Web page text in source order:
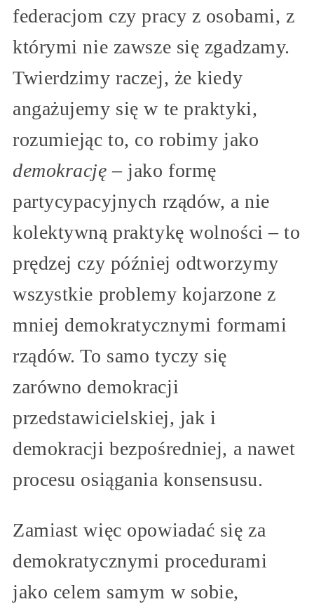
federacjom czy pracy z osobami, z
którymi nie zawsze się zgadzamy.
Twierdzimy raczej, że kiedy
angażujemy się w te praktyki,
rozumiejąc to, co robimy jako
demokrację – jako formę
partycypacyjnych rządów, a nie
kolektywną praktykę wolności – to
prędzej czy później odtworzymy
wszystkie problemy kojarzone z
mniej demokratycznymi formami
rządów. To samo tyczy się
zarówno demokracji
przedstawicielskiej, jak i
demokracji bezpośredniej, a nawet
procesu osiągania konsensusu.
Zamiast więc opowiadać się za
demokratycznymi procedurami
jako celem samym w sobie,